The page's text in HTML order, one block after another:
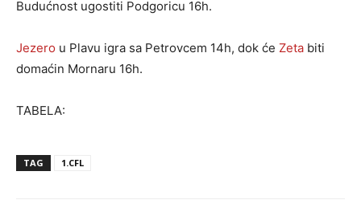
Budućnost ugostiti Podgoricu 16h.
Jezero u Plavu igra sa Petrovcem 14h, dok će Zeta biti
domaćin Mornaru 16h.
TABELA:
TAG 1.CFL